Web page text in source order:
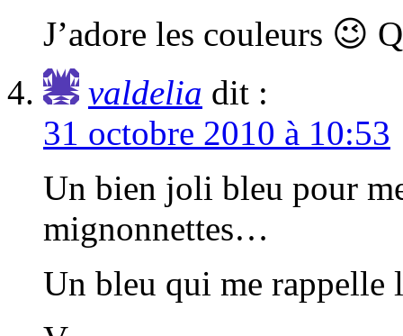
J’adore les couleurs 😉
valdelia dit :
31 octobre 2010 à 10:53
Un bien joli bleu pour
mignonnettes…
Un bleu qui me